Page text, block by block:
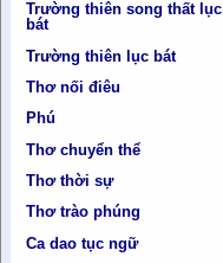
Trường thiên song thất lục
bát
Trường thiên lục bát
Thơ nối điêu
Phú
Thơ chuyển thể
Thơ thời sự
Thơ trào phúng
Ca dao tục ngữ